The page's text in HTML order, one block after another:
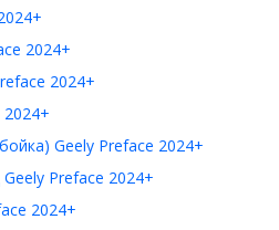
2024+
2024+
Geely Preface 2024+
Preface 2024+
2024+